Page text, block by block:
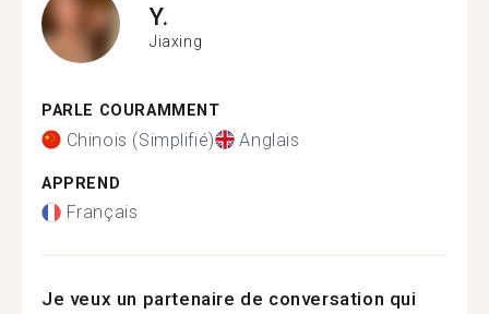
Y.
Jiaxing
PARLE COURAMMENT
Chinois (Simplifié) Anglais
APPREND
Français
Je veux un partenaire de conversation qui